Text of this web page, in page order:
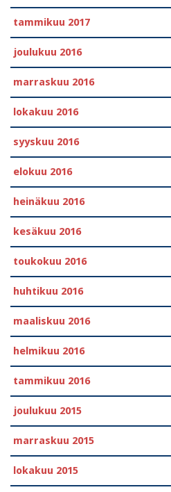
tammikuu 2017
joulukuu 2016
marraskuu 2016
lokakuu 2016
syyskuu 2016
elokuu 2016
heinäkuu 2016
kesäkuu 2016
toukokuu 2016
huhtikuu 2016
maaliskuu 2016
helmikuu 2016
tammikuu 2016
joulukuu 2015
marraskuu 2015
lokakuu 2015